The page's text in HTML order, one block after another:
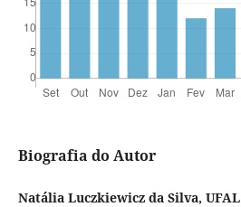
Biografia do Autor
Natália Luczkiewicz da Silva, UFAL